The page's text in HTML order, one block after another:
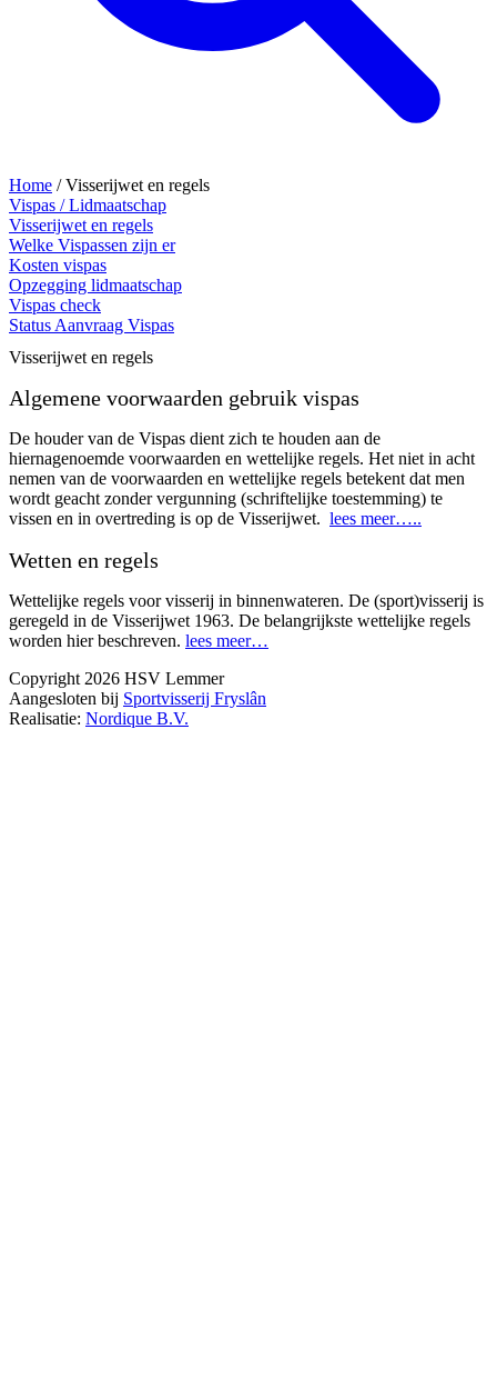
Home /Visserijwet en regels
Vispas / Lidmaatschap
Visserijwet en regels
Welke Vispassen zijn er
Kosten vispas
Opzegging lidmaatschap
Vispas check
Status Aanvraag Vispas
Visserijwet en regels
Algemene voorwaarden gebruik vispas
De houder van de Vispas dient zich te houden aan de
hiernagenoemde voorwaarden en wettelijke regels. Het niet in acht
nemen van de voorwaarden en wettelijke regels betekent dat men
wordt geacht zonder vergunning (schriftelijke toestemming) te
vissen en in overtreding is op de Visserijwet. lees meer…..
Wetten en regels
Wettelijke regels voor visserij in binnenwateren. De (sport)visserij is
geregeld in de Visserijwet 1963. De belangrijkste wettelijke regels
worden hier beschreven. lees meer…
Copyright 2026 HSV Lemmer
Aangesloten bij Sportvisserij Fryslân
Realisatie: Nordique B.V.